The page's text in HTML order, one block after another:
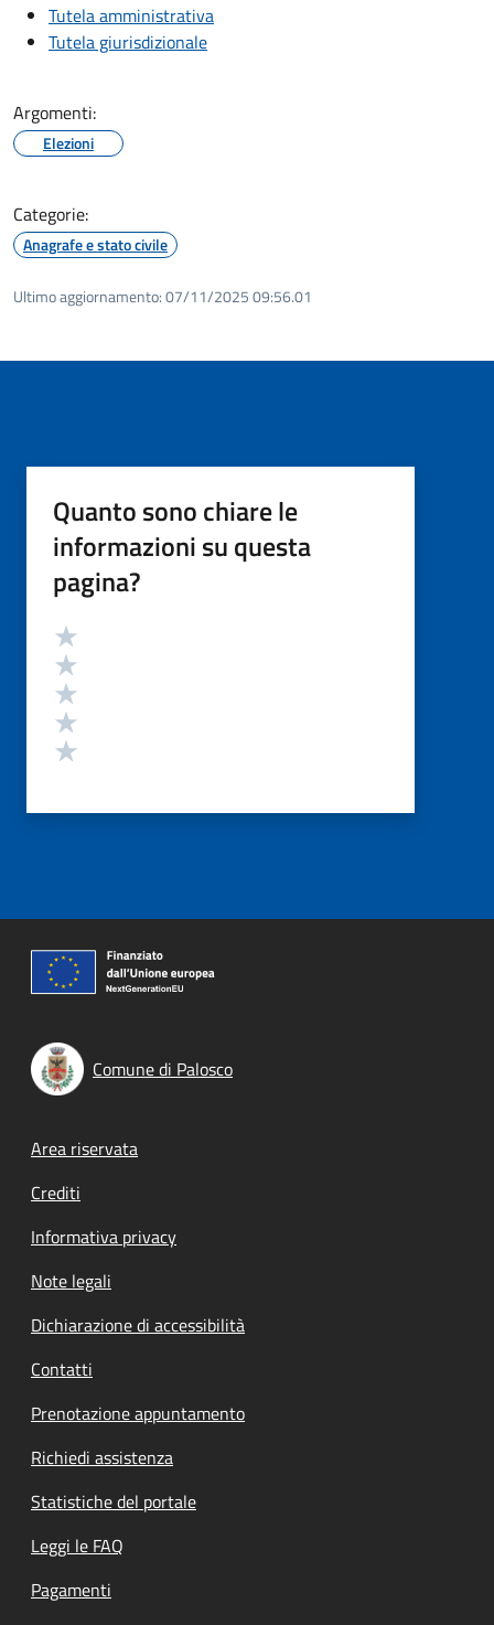
Tutela amministrativa
Tutela giurisdizionale
Argomenti:
Elezioni
Categorie:
Anagrafe e stato civile
Ultimo aggiornamento:07/11/2025 09:56.01
Quanto sono chiare le
informazioni su questa
pagina?
Valutazione
Comune di Palosco
Footer menu
Area riservata
Crediti
Informativa privacy
Note legali
Dichiarazione di accessibilità
Contatti
Prenotazione appuntamento
Richiedi assistenza
Statistiche del portale
Leggi le FAQ
Pagamenti